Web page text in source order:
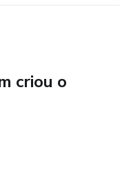
folhas com todos os
criou o